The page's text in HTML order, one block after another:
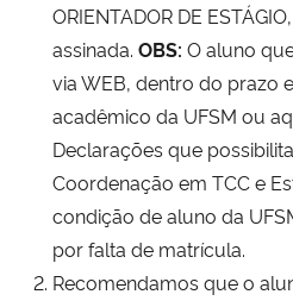
Gabinete de Segurança Institucional
Advocacia-Geral da União
ORIENTADOR DE
assinada. OBS: O aluno
via WEB, dentro do prazo
acadêmico da UFSM ou
Declarações que
Coordenação em TCC e
condição de aluno da
por falta de matrícula.
Recomendamos que o